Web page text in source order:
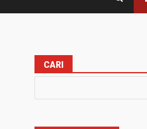
CARI